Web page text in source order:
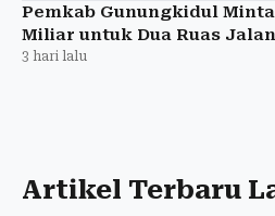
Pemkab Gunungkidul
Miliar untuk Dua Ruas Jalan
3 hari lalu
Artikel Terbaru